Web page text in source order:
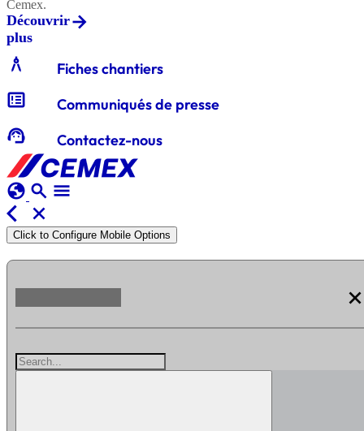
Cemex.
Découvrir
plus
architecture Fiches chantiers
breaking_news Communiqués de presse
support_agent Contactez-nous
globe search menu
arrow_back_ios
close
Click to Configure Mobile Options
close